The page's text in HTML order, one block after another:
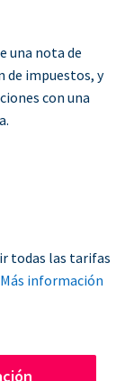
una nota de
de impuestos, y
con una
todas las tarifas
Más información